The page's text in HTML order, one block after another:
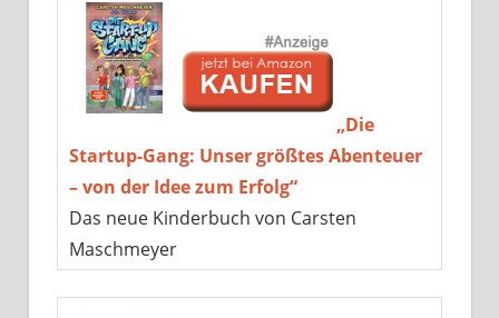
„Die
Startup-Gang: Unser größtes Abenteuer
– von der Idee zum Erfolg“
Das neue Kinderbuch von Carsten
Maschmeyer